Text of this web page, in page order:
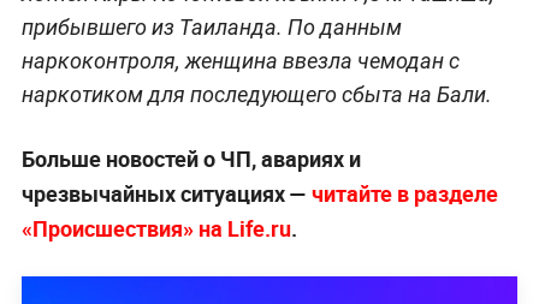
прибывшего из Таиланда. По данным
наркоконтроля, женщина ввезла чемодан с
наркотиком для последующего сбыта на Бали.
Больше новостей о ЧП, авариях и
чрезвычайных ситуациях — читайте в разделе
«Происшествия» на Life.ru.